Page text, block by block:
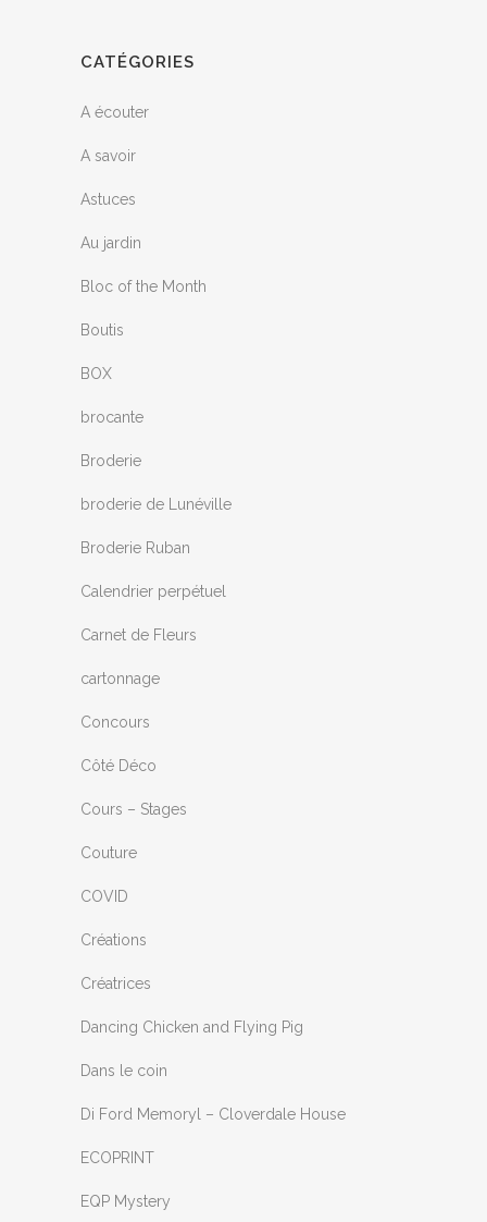
CATÉGORIES
A écouter
A savoir
Astuces
Au jardin
Bloc of the Month
Boutis
BOX
brocante
Broderie
broderie de Lunéville
Broderie Ruban
Calendrier perpétuel
Carnet de Fleurs
cartonnage
Concours
Côté Déco
Cours – Stages
Couture
COVID
Créations
Créatrices
Dancing Chicken and Flying Pig
Dans le coin
Di Ford Memoryl – Cloverdale House
ECOPRINT
EQP Mystery